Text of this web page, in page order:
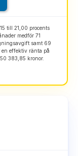
till 21,00 procents
medför 71
samt 69
effektiv ränta på
383,85 kronor.